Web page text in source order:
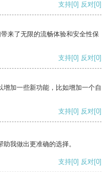
支持[0] 反对[0]
来了无限的流畅体验和安全性保
支持[0] 反对[0]
加一些新功能，比如增加一个自
支持[0] 反对[0]
我做出更准确的选择。
支持[0] 反对[0]